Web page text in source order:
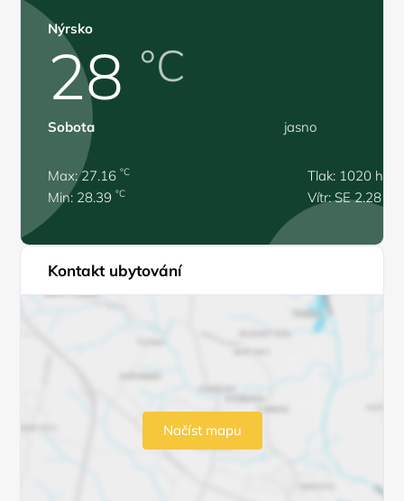
Nýrsko
28 °C
Sobota jasno
Max: 27.16°C
Min: 28.39°C
Tlak: 1020 hPa
Vítr: SE 2.28 m/
Kontakt ubytování
Načíst mapu